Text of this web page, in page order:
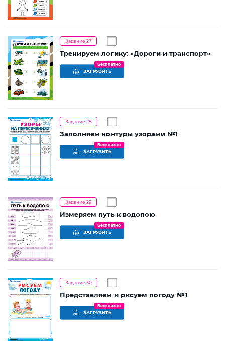
Задание 27
Тренируем логику: «Дороги и транспорт»
ЗАГРУЗИТЬ
Бесплатно
Задание 28
Заполняем контуры узорами №1
ЗАГРУЗИТЬ
Бесплатно
Задание 29
Измеряем путь к водопою
ЗАГРУЗИТЬ
Бесплатно
Задание 30
Представляем и рисуем погоду №1
ЗАГРУЗИТЬ
Бесплатно
задания каждому ребенку будет предложено вписать
имя и фамилию. Это имя появится в списке
Добавить профильребенкаили класса